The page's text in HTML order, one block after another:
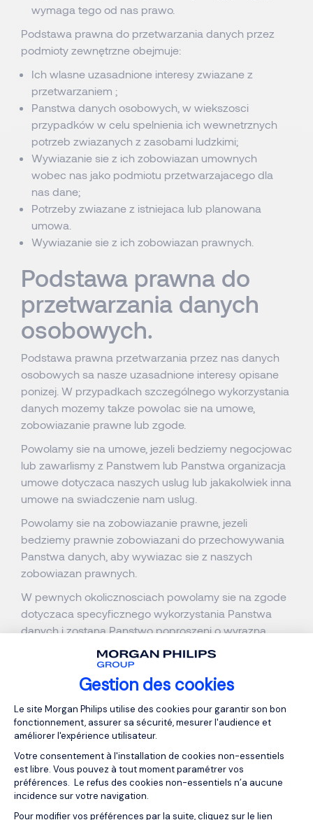
Gestion des cookies
Plateforme de Gestion du
Le site Morgan Philips utilise des cookies pour garantir son bon
fonctionnement, assurer sa sécurité, mesurer l'audience et
améliorer l'expérience utilisateur.
Votre consentement à l'installation de cookies non-essentiels
est libre. Vous pouvez à tout moment paramétrer vos
préférences. Le refus des cookies non-essentiels n’a aucune
incidence sur votre navigation.
Pour modifier vos préférences par la suite, cliquez sur le lien
wymaga tego od nas prawo.
Podstawa prawna do przetwarzania danych przez
podmioty zewnętrzne obejmuje:
Ich wlasne uzasadnione interesy zwiazane z
przetwarzaniem ;
Panstwa danych osobowych, w wiekszosci
przypadków w celu spelnienia ich wewnetrznych
potrzeb zwiazanych z zasobami ludzkimi;
Wywiazanie sie z ich zobowiazan umownych
wobec nas jako podmiotu przetwarzajacego dla
nas dane;
Potrzeby zwiazane z istniejaca lub planowana
umowa.
Wywiazanie sie z ich zobowiazan prawnych.
Podstawa prawna do
przetwarzania danych
osobowych.
Podstawa prawna przetwarzania przez nas danych
osobowych sa nasze uzasadnione interesy opisane
ponizej. W przypadkach szczególnego wykorzystania
danych mozemy takze powolac sie na umowe,
zobowiazanie prawne lub zgode.
Powolamy sie na umowe, jezeli bedziemy negocjowac
lub zawarlismy z Panstwem lub Panstwa organizacja
umowe dotyczaca naszych uslug lub jakakolwiek inna
umowe na swiadczenie nam uslug.
Powolamy sie na zobowiazanie prawne, jezeli
bedziemy prawnie zobowiazani do przechowywania
Panstwa danych, aby wywiazac sie z naszych
zobowiazan prawnych.
W pewnych okolicznosciach powolamy sie na zgode
dotyczaca specyficznego wykorzystania Panstwa
danych i zostana Panstwo poproszeni o wyrazna
zgode, jezeli bedzie to prawnie wymagane.
Przykladem sytuacji, w której zgoda moze stanowic
podstawe prawna do przetwarzania danych, jest
klientowi (jezeli sa Panstwo kandydatem). W
przypadku, gdy zgoda stanowi podstawe prawna do
chwili maja Panstwo prawo do wycofania swojej
zgody w odniesieniu do tego konkretnego
przetwarzania danych.